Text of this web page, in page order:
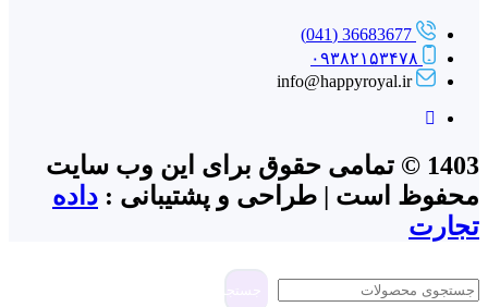
36683677 (041)
۰۹۳۸۲۱۵۳۴۷۸
info@happyroyal.ir
1403 © تمامی حقوق برای این وب سایت
محفوظ است | طراحی و پشتیبانی : داده
تجارت